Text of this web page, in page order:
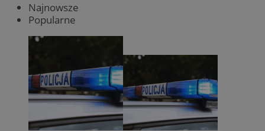
Najnowsze
Popularne